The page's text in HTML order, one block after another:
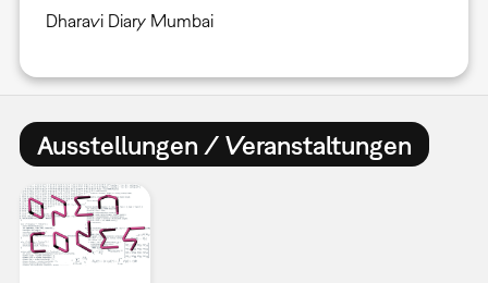
Dharavi Diary Mumbai
Ausstellungen / Veranstaltungen